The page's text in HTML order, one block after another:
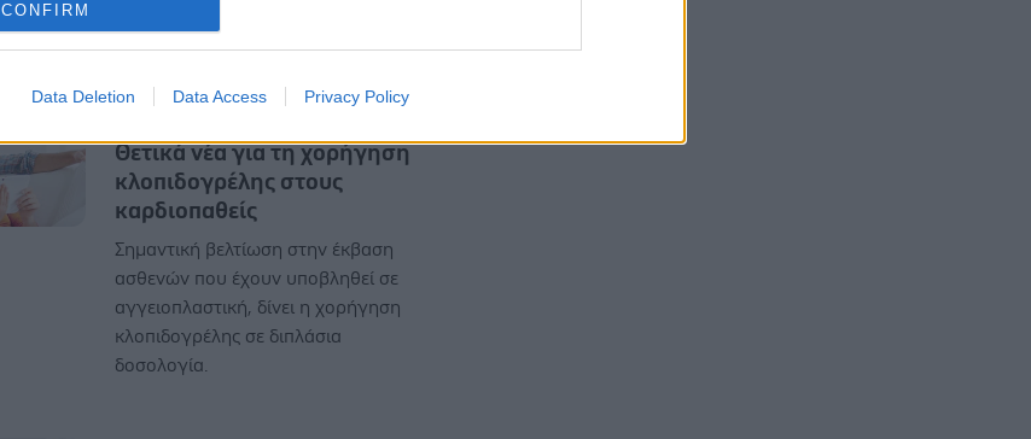
CONFIRM
Data Deletion Data Access Privacy Policy
Αγγειοπλαστική καρωτίδας.
Θετικά νέα για τη χορήγηση
κλοπιδογρέλης στους
καρδιοπαθείς
Σημαντική βελτίωση στην έκβαση
ασθενών που έχουν υποβληθεί σε
αγγειοπλαστική, δίνει η χορήγηση
κλοπιδογρέλης σε διπλάσια
δοσολογία.